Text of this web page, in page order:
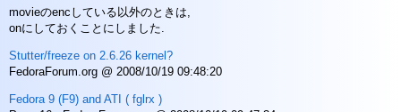
movieのencしている以外のときは,
onにしておくことにしました.
Stutter/freeze on 2.6.26 kernel?
FedoraForum.org @ 2008/10/19 09:48:20
Fedora 9 (F9) and ATI ( fglrx )